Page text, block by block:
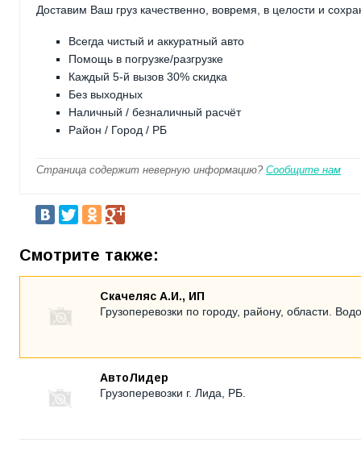
Доставим Ваш груз качественно, вовремя, в целости и
Всегда чистый и аккуратный авто
Помощь в погрузке/разгрузке
Каждый 5-й вызов 30% скидка
Без выходных
Наличный / безналичный расчёт
Район / Город / РБ
Страница содержит неверную информацию? Сообщите нам
Смотрите также:
Скачеляс А.И., ИП
Грузоперевозки по городу, району, области.
АвтоЛидер
Грузоперевозки г. Лида, РБ.